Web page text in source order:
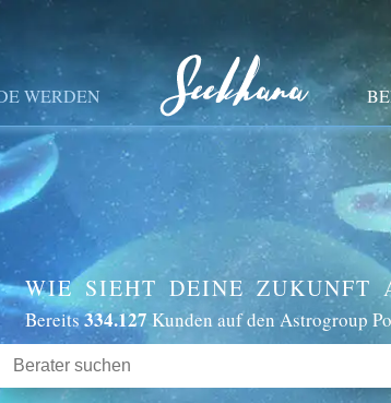
WERDEN
WIE SIEHT DEINE ZUKUNFT
Bereits334.127 Kunden auf den Astrogroup